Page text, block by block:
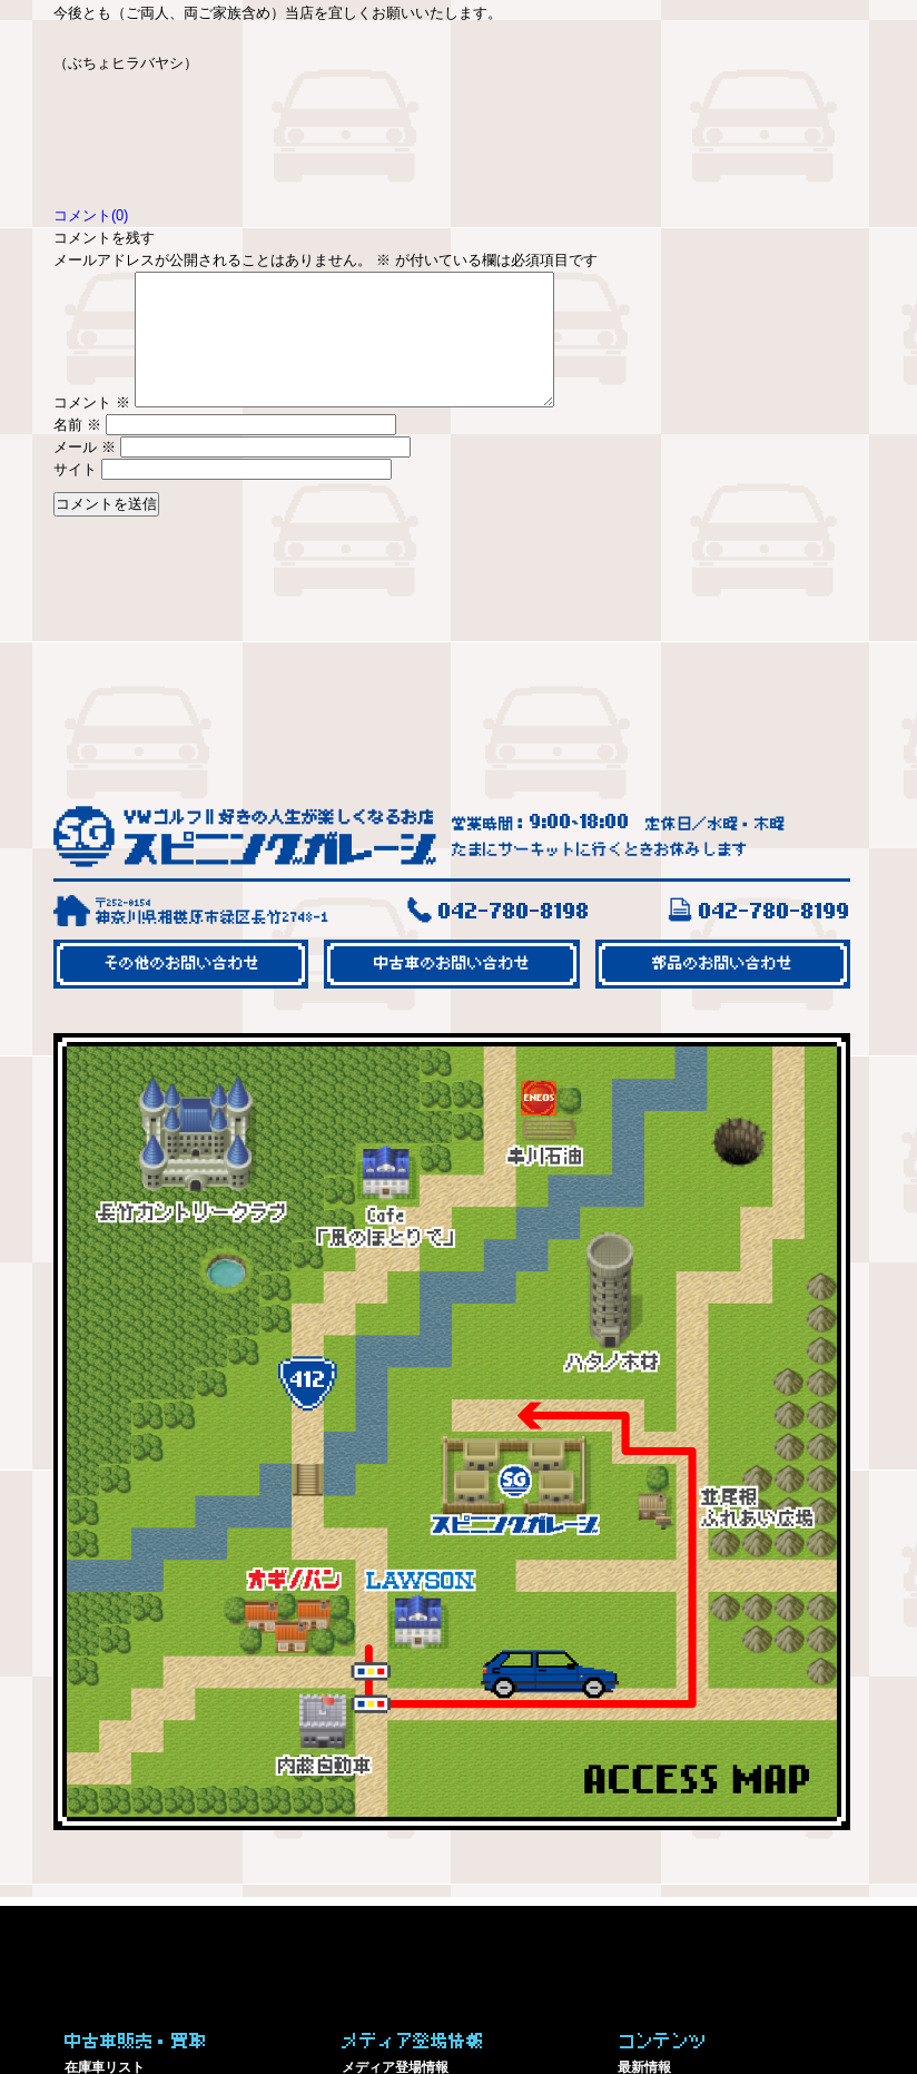
今後とも（ご両人、両ご家族含め）当店を宜しくお願いいたします。
（ぶちょヒラバヤシ）
コメント(0)
コメントを残す
メールアドレスが公開されることはありません。
※ が付いている欄は必須項目です
コメント ※
名前 ※
メール ※
サイト
営業時間： 9:00~18:00
定休日／水曜・木曜
たまにサーキットに行くときお休みします
〒252-0154
神奈川県相模原市緑区長竹2748-1 042-780-8198 042-780-8199
その他のお問い合わせ 中古車のお問い合わせ 部品のお問い合わせ
中古車販売・買取
在庫車リスト
メディア登場情報
メディア登場情報
コンテンツ
最新情報